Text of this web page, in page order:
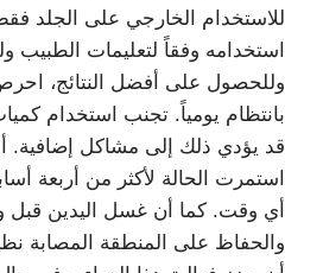
للاستخدام الخارجي على الجلد
استخدامه وفقاً لتعليمات الطبيب
وللحصول على أفضل النتائج،
بانتظام يومياً. تجنب استخدام
قد يؤدي ذلك إلى مشاكل إضافية.
استمرت الحالة لأكثر من أربعة
أي وقت. كما أن غسل اليدين قبل
والحفاظ على المنطقة المصابة